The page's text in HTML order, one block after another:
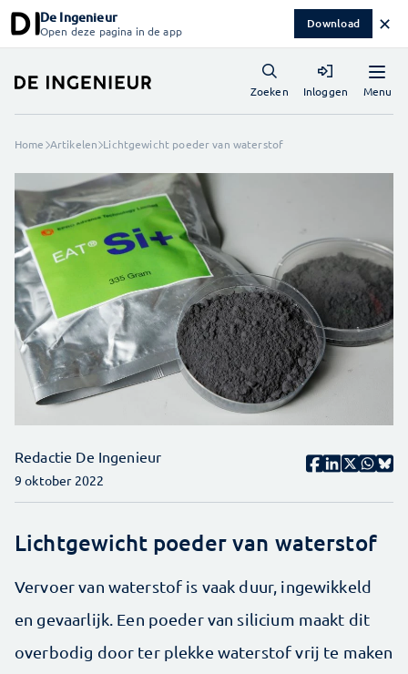
De Ingenieur
Open deze pagina in de app Download ✕
Menu
Zoeken Inloggen
Home Artikelen Lichtgewicht poeder van waterstof
Redactie De Ingenieur
9 oktober 2022
Lichtgewicht poeder van waterstof
Vervoer van waterstof is vaak duur, ingewikkeld
en gevaarlijk. Een poeder van silicium maakt dit
overbodig door ter plekke waterstof vrij te maken